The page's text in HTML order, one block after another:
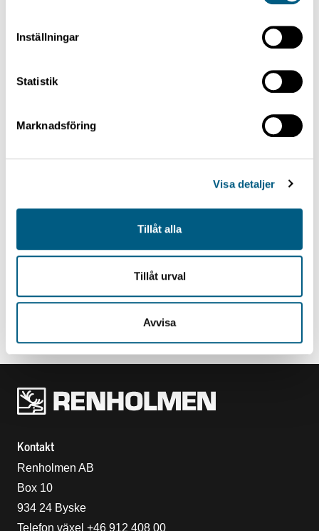
Inställningar
Statistik
Marknadsföring
Visa detaljer
Tillåt alla
Tillåt urval
Avvisa
Truckströautomat
TRUCKSTRÖHANTERING
Kontakt
Renholmen AB
Box 10
934 24 Byske
Telefon växel +46 912 408 00